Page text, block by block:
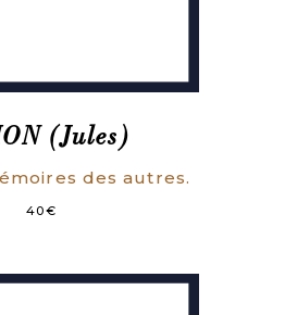
(Jules)
des autres.
40€